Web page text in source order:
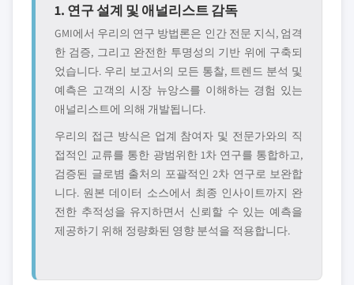
1. 연구 설계 및 애널리스트 감독
GMI에서 우리의 연구 방법론은 인간 전문 지식, 엄격
한 검증, 그리고 완전한 투명성의 기반 위에 구축되
었습니다. 우리 보고서의 모든 통찰, 트렌드 분석 및
예측은 고객의 시장 뉴앙스를 이해하는 경험 있는
애널리스트에 의해 개발됩니다.
우리의 접근 방식은 업계 참여자 및 전문가와의 직
접적인 교류를 통한 광범위한 1차 연구를 통합하고,
검증된 글로볌 출처의 포괄적인 2차 연구로 보완합
니다. 원본 데이터 소스에서 최종 인사이트까지 완
전한 추적성을 유지하면서 신뢰할 수 있는 예측을
제공하기 위해 정량화된 영향 분석을 적용합니다.